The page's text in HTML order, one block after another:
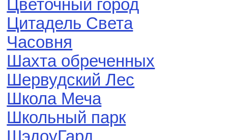
Цветочный город
Цитадель Света
Часовня
Шахта обреченных
Шервудский Лес
Школа Меча
Школьный парк